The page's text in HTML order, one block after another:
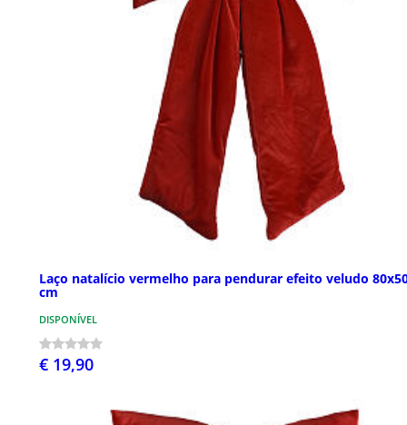
Laço natalício vermelho para pendurar efeito veludo
cm
DISPONÍVEL
€ 19,90